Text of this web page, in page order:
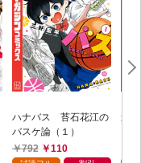
ハナバス 苔石花江の
バスケ論（１）
792
110
追
強